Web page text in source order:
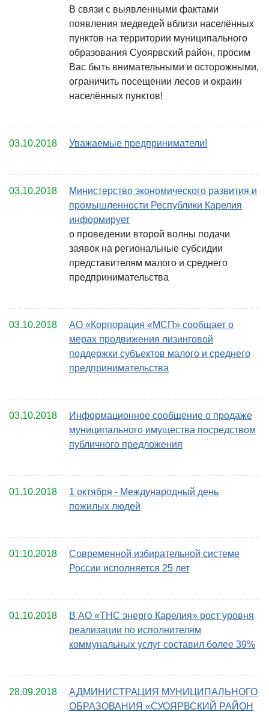
В связи с выявленными фактами
появления медведей вблизи населённых
пунктов на территории муниципального
образования Суоярвский район, просим
Вас быть внимательными и осторожными,
ограничить посещении лесов и окраин
населённых пунктов!
03.10.2018 Уважаемые предприниматели!
03.10.2018
Министерство экономического развития и
промышленности Республики Карелия
информирует
о проведении второй волны подачи
заявок на региональные субсидии
представителям малого и среднего
предпринимательства
03.10.2018
АО «Корпорация «МСП» сообщает о
мерах продвижения лизинговой
поддержки субъектов малого и среднего
предпринимательства
03.10.2018
Информационное сообщение о продаже
муниципального имущества посредством
публичного предложения
01.10.2018
1 октября - Международный день
пожилых людей
01.10.2018
Современной избирательной системе
России исполняется 25 лет
01.10.2018
В АО «ТНС энерго Карелия» рост уровня
реализации по исполнителям
коммунальных услуг составил более 39%
28.09.2018
АДМИНИСТРАЦИЯ МУНИЦИПАЛЬНОГО
ОБРАЗОВАНИЯ «СУОЯРВСКИЙ РАЙОН